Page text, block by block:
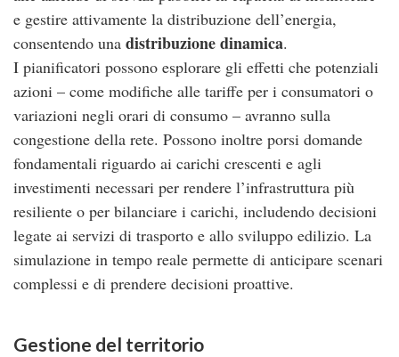
e gestire attivamente la distribuzione dell’energia,
consentendo una distribuzione dinamica.
I pianificatori possono esplorare gli effetti che potenziali
azioni – come modifiche alle tariffe per i consumatori o
variazioni negli orari di consumo – avranno sulla
congestione della rete. Possono inoltre porsi domande
fondamentali riguardo ai carichi crescenti e agli
investimenti necessari per rendere l’infrastruttura più
resiliente o per bilanciare i carichi, includendo decisioni
legate ai servizi di trasporto e allo sviluppo edilizio. La
simulazione in tempo reale permette di anticipare scenari
complessi e di prendere decisioni proattive.
Gestione del territorio